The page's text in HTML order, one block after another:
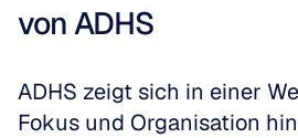
von ADHS
ADHS zeigt sich in einer
Fokus und Organisation